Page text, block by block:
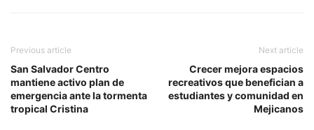
Previous article
San Salvador Centro
mantiene activo plan de
emergencia ante la tormenta
tropical Cristina
Next article
Crecer mejora espacios
recreativos que benefician a
estudiantes y comunidad en
Mejicanos